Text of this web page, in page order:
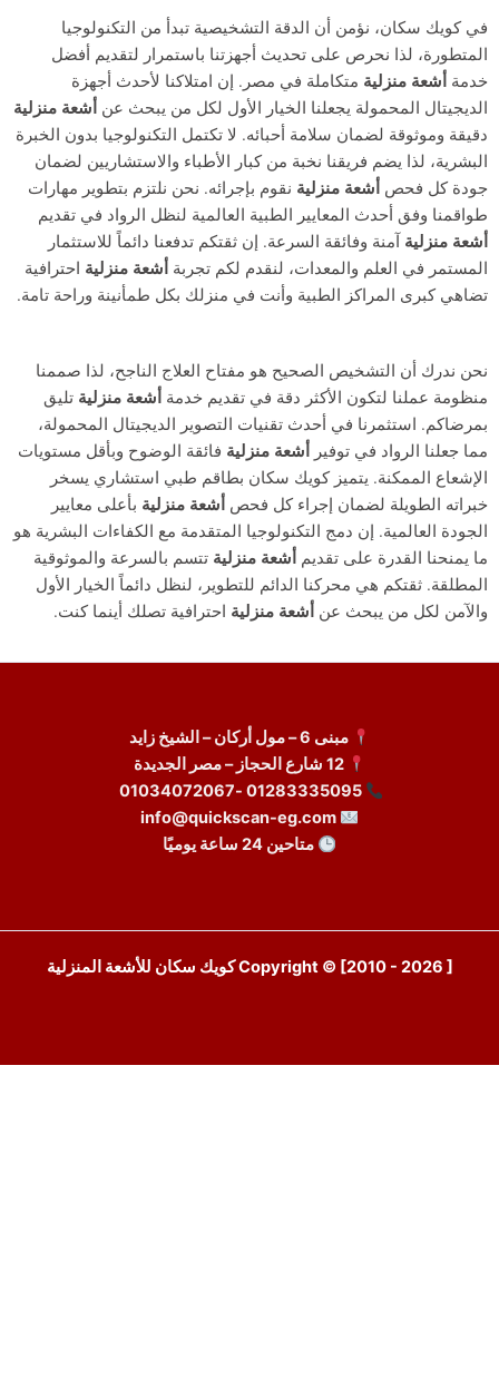
سكان، نؤمن أن الدقة التشخيصية تبدأ من التكنولوجيا
لذا نحرص على تحديث أجهزتنا باستمرار لتقديم أفضل
أشعة منزليةمتكاملة في مصر. إن امتلاكنا لأحدث أجهزة
المحمولة يجعلنا الخيار الأول لكل من يبحث عنأشعة منزلية
وموثوقة لضمان سلامة أحبائه. لا تكتمل التكنولوجيا بدون الخبرة
لذا يضم فريقنا نخبة من كبار الأطباء والاستشاريين لضمان
كل فحصأشعة منزليةنقوم بإجرائه. نحن نلتزم بتطوير مهارات
وفق أحدث المعايير الطبية العالمية لنظل الرواد في تقديم
منزليةآمنة وفائقة السرعة. إن ثقتكم تدفعنا دائماً للاستثمار
في العلم والمعدات، لنقدم لكم تجربةأشعة منزليةاحترافية
كبرى المراكز الطبية وأنت في منزلك بكل طمأنينة وراحة تامة.
أن التشخيص الصحيح هو مفتاح العلاج الناجح، لذا صممنا
عملنا لتكون الأكثر دقة في تقديم خدمةأشعة منزليةتليق
استثمرنا في أحدث تقنيات التصوير الديجيتال المحمولة،
الرواد في توفيرأشعة منزليةفائقة الوضوح وبأقل مستويات
الممكنة. يتميز كويك سكان بطاقم طبي استشاري يسخر
الطويلة لضمان إجراء كل فحصأشعة منزليةبأعلى معايير
العالمية. إن دمج التكنولوجيا المتقدمة مع الكفاءات البشرية هو
القدرة على تقديمأشعة منزليةتتسم بالسرعة والموثوقية
ثقتكم هي محركنا الدائم للتطوير، لنظل دائماً الخيار الأول
لكل من يبحث عنأشعة منزليةاحترافية تصلك أينما كنت.
مبنى 6 – مول أركان – الشيخ زايد
متاحين 24 ساعة يوميًا
Copyright © [2010 - 2026 ] كويك سكان للأشعة المنزلية